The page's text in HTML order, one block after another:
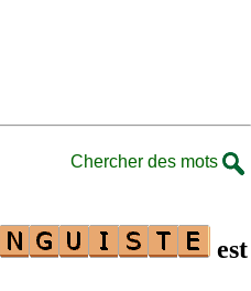
Chercher des mots
est